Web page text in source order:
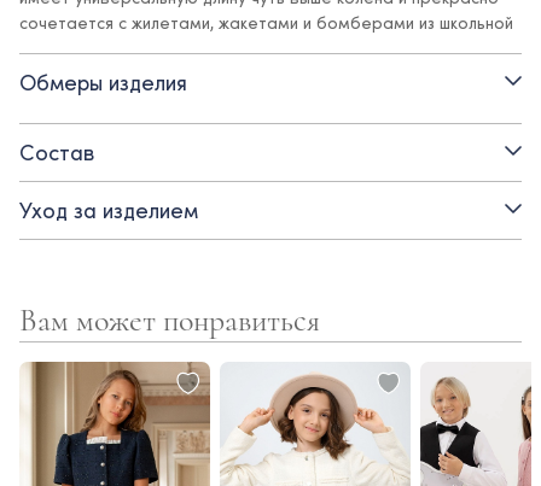
сочетается с жилетами, жакетами и бомберами из школьной
и повседневной коллекций Ole!twice. Пояс с регулирующейся
резинкой обеспечивает идеальную посадку.
Детали:
- боковая молния
Обмеры изделия
Состав
Уход за изделием
Вам может понравиться